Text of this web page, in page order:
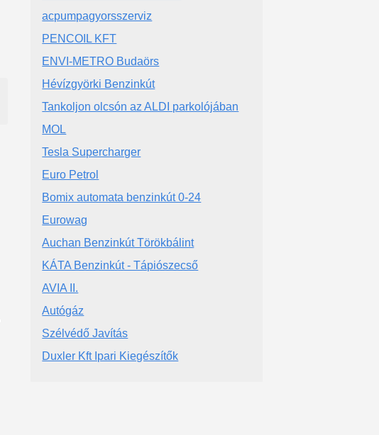
acpumpagyorsszerviz
PENCOIL KFT
ENVI-METRO Budaörs
Hévízgyörki Benzinkút
Tankoljon olcsón az ALDI parkolójában
MOL
Tesla Supercharger
Euro Petrol
Bomix automata benzinkút 0-24
Eurowag
Auchan Benzinkút Törökbálint
KÁTA Benzinkút - Tápiószecső
AVIA II.
Autógáz
Szélvédő Javítás
Duxler Kft Ipari Kiegészítők